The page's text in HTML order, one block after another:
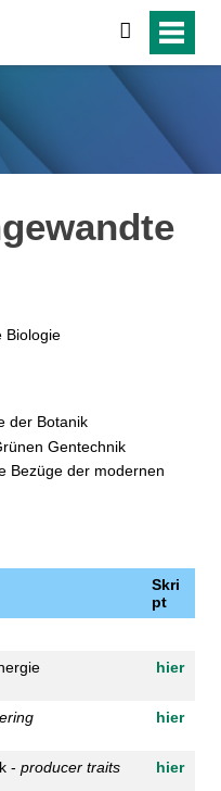
search
Biologie
der Botanik
Gentechnik
Bezüge der modernen
Skri
pt
hier
hier
- producer traits hier